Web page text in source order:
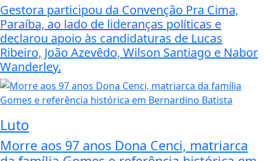
Gestora participou da Convenção Pra Cima,
Paraíba, ao lado de lideranças políticas e
declarou apoio às candidaturas de Lucas
Ribeiro, João Azevêdo, Wilson Santiago e Nabor
Wanderley.
Luto
Morre aos 97 anos Dona Cenci, matriarca